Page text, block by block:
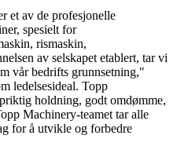
et av de profesjonelle
spesielt for
rismaskin,
av selskapet etablert, tar vi
vår bedrifts grunnsetning,"
ledelsesideal. Topp
holdning, godt omdømme,
Machinery-teamet tar alle
for å utvikle og forbedre